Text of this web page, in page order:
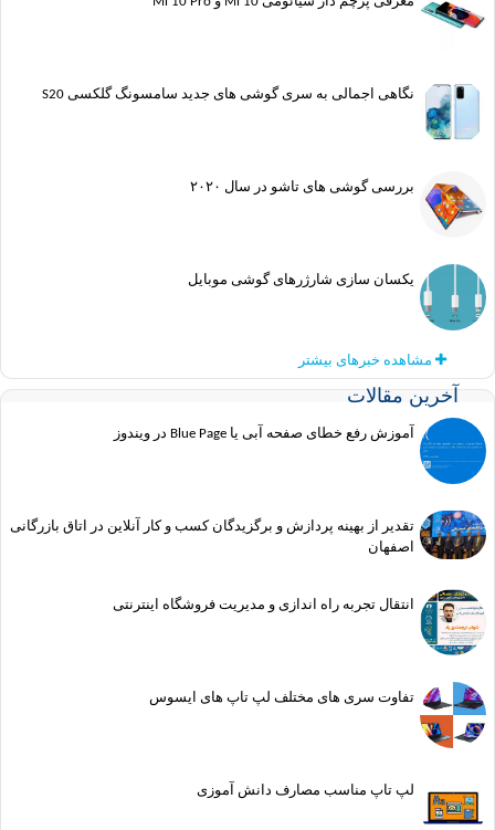
نگاهی اجمالی به سری گوشی های جدید سامسونگ گلکسی S20
بررسی گوشی های تاشو در سال ۲۰۲۰
یکسان سازی شارژرهای گوشی موبایل
مشاهده خبرهای بیشتر
مقالات
آموزش رفع خطای صفحه آبی یا Blue Page در ویندوز
تقدیر از بهینه پردازش و برگزیدگان کسب و کار آنلاین در اتاق بازرگانی
اصفهان
انتقال تجربه راه اندازی و مدیریت فروشگاه اینترنتی
تفاوت سری های مختلف لپ تاپ های ایسوس
لپ تاپ مناسب مصارف دانش آموزی